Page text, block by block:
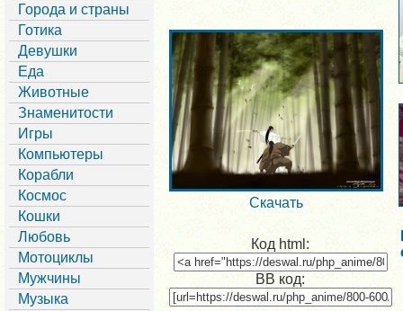
Города и страны
Готика
Девушки
Еда
Животные
Знаменитости
Игры
Компьютеры
Корабли
Космос
Кошки
Любовь
Мотоциклы
Мужчины
Музыка
Скачать
Код html:
BB код: